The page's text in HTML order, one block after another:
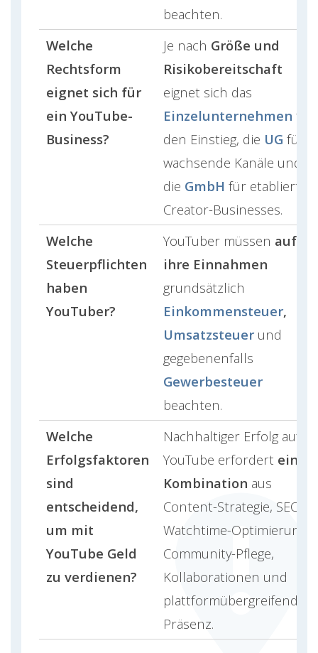
beachten.
Welche
Rechtsform
eignet sich für
ein YouTube-
Business?
Je nach Größe und
Risikobereitschaft
eignet sich das
Einzelunternehmen für
den Einstieg, die UG für
wachsende Kanäle und
die GmbH für etablierte
Creator-Businesses.
Welche
Steuerpflichten
haben
YouTuber?
YouTuber müssen auf
ihre Einnahmen
grundsätzlich
Einkommensteuer,
Umsatzsteuer und
gegebenenfalls
Gewerbesteuer
beachten.
Welche
Erfolgsfaktoren
sind
entscheidend,
um mit
YouTube Geld
zu verdienen?
Nachhaltiger Erfolg auf
YouTube erfordert eine
Kombination aus
Content-Strategie, SEO,
Watchtime-Optimierung,
Community-Pflege,
Kollaborationen und
plattformübergreifender
Präsenz.